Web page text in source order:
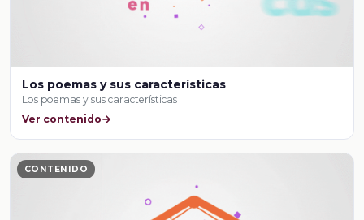
Los poemas y sus características
Los poemas y sus características
Ver contenido
CONTENIDO